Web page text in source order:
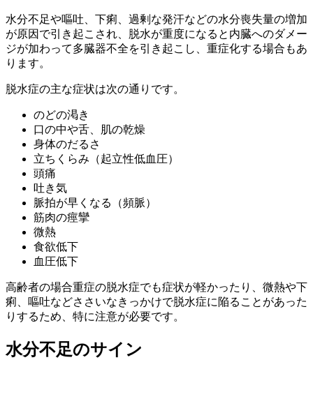
水分不足や嘔吐、下痢、過剰な発汗などの水分喪失量の増加
が原因で引き起こされ、脱水が重度になると内臓へのダメー
ジが加わって多臓器不全を引き起こし、重症化する場合もあ
ります。
脱水症の主な症状は次の通りです。
のどの渇き
口の中や舌、肌の乾燥
身体のだるさ
立ちくらみ（起立性低血圧）
頭痛
吐き気
脈拍が早くなる（頻脈）
筋肉の痙攣
微熱
食欲低下
血圧低下
高齢者の場合重症の脱水症でも症状が軽かったり、微熱や下
痢、嘔吐などささいなきっかけで脱水症に陥ることがあった
りするため、特に注意が必要です。
水分不足のサイン